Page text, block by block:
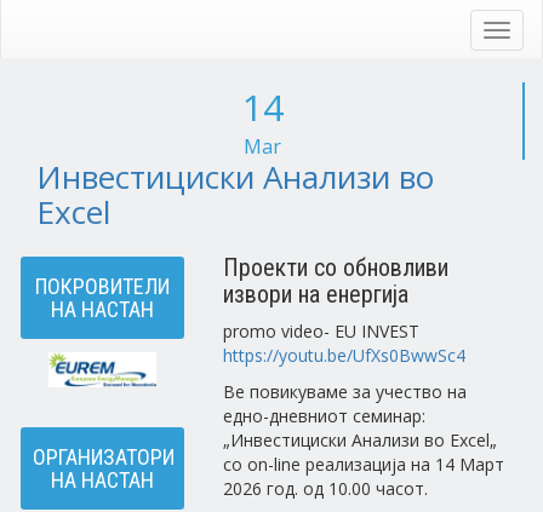
14
Mar
Инвестициски Анализи во
Excel
ПОКРОВИТЕЛИ
НА НАСТАН
ОРГАНИЗАТОРИ
НА НАСТАН
Проекти со обновливи
извори на енергија
promo video- EU INVEST
https://youtu.be/UfXs0BwwSc4
Ве повикуваме за учество на
едно-дневниот семинар:
„Инвестициски Анализи во Excel„
со on-line реализација на 14 Март
2026 год. од 10.00 часот.